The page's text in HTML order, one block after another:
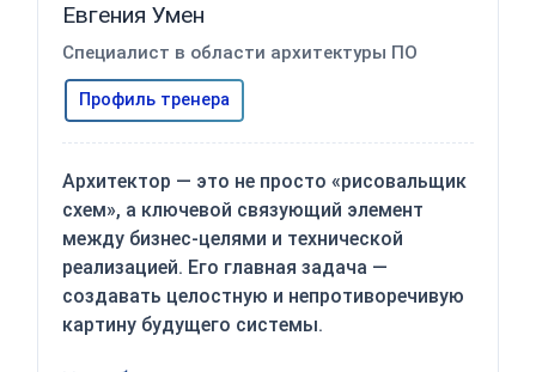
Евгения Умен
Специалист в области архитектуры ПО
Профиль тренера
Архитектор — это не просто «рисовальщик
схем», а ключевой связующий элемент
между бизнес-целями и технической
реализацией. Его главная задача —
создавать целостную и непротиворечивую
картину будущего системы.